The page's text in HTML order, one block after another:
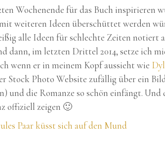
Wochenende für das Buch inspirieren
weiteren Ideen überschüttet werden
alle Ideen für schlechte Zeiten notiert
dann, im letzten Drittel 2014, setze ich
wenn er in meinem Kopf aussieht wie
Stock Photo Website zufällig über ein
und die Romanze so schön einfängt.
offiziell zeigen 🙂